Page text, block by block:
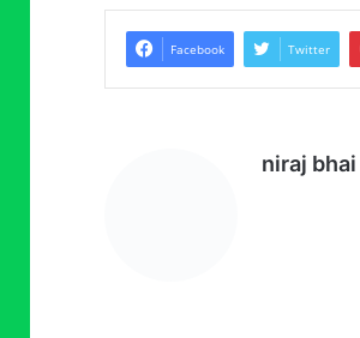
Facebook Twitter
niraj bhai